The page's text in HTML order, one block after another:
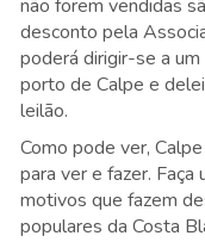
não forem vendidas
desconto pela
poderá dirigir-se a
porto de Calpe e
leilão.
Como pode ver,
para ver e fazer.
motivos que fazem
populares da Costa